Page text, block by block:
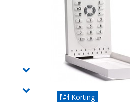
Korting